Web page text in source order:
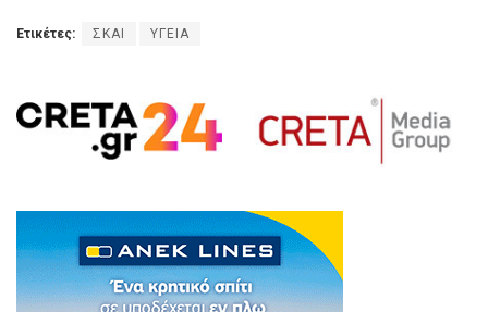
Ετικέτες: ΣΚΑΙ ΥΓΕΙΑ